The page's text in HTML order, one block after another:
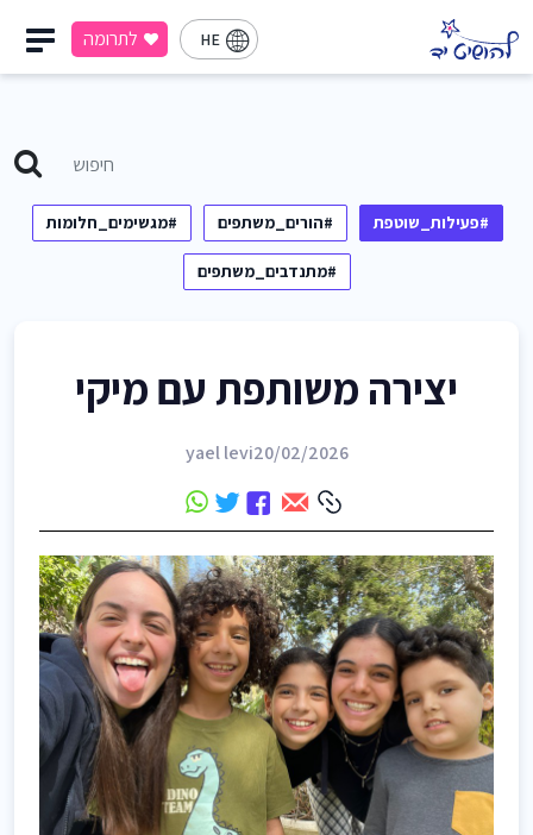
HE לתרומה
#פעילות_שוטפת #הורים_משתפים #מגשימים_חלומות
#מתנדבים_משתפים
יצירה משותפת עם מיקי
yael levi20/02/2026